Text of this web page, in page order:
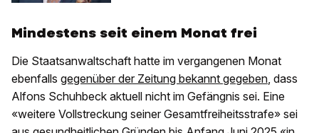
Mindestens seit einem Monat frei
Die Staatsanwaltschaft hatte im vergangenen Monat
ebenfalls gegenüber der Zeitung bekannt gegeben, dass
Alfons Schuhbeck aktuell nicht im Gefängnis sei. Eine
«weitere Vollstreckung seiner Gesamtfreiheitsstrafe» sei